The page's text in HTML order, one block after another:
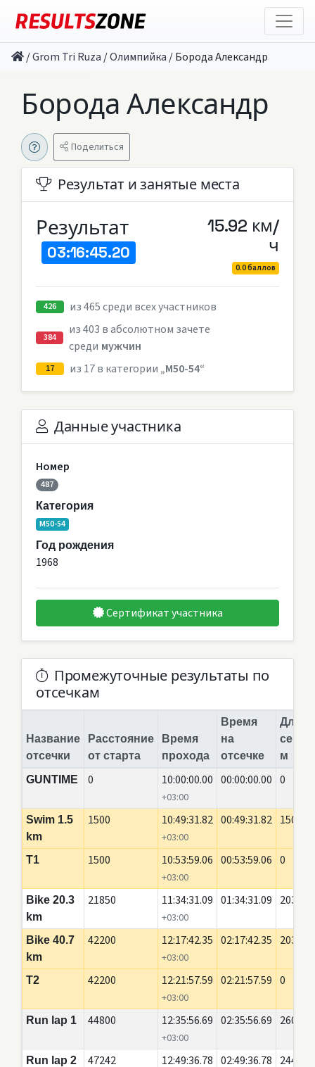
/Grom Tri Ruza /Олимпийка /Борода Александр
Борода Александр
Поделиться
Результат и занятые места
Результат
03:16:45.20
15.92 км/
ч
0.0 баллов
426 из 465 среди всех участников
384
из 403 в абсолютном зачете
среди мужчин
17 из 17 в категории „M50-54“
Данные участника
Номер
487
Категория
M50-54
Год рождения
1968
Сертификат участника
Промежуточные результаты по
отсечкам
Название
отсечки
Расстояние
от старта
Время
прохода
Время
на
отсечке
Длина
м
GUNTIME
0 10:00:00.00
+03:00
00:00:00.00 0
Swim 1.5
km
1500 10:49:31.82
+03:00
00:49:31.82 1500
T1 1500 10:53:59.06
+03:00
00:53:59.06 0
Bike 20.3
km
21850 11:34:31.09
+03:00
01:34:31.09 20350
Bike 40.7
km
42200 12:17:42.35
+03:00
02:17:42.35 20350
T2 42200 12:21:57.59
+03:00
02:21:57.59 0
Run lap 1 44800 12:35:56.69
+03:00
02:35:56.69 2600
Run lap 2 47242 12:49:36.78 02:49:36.78 2442